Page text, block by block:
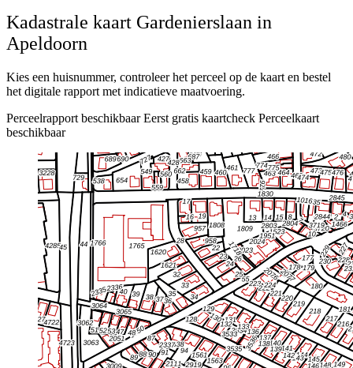
Kadastrale kaart Gardenierslaan in
Apeldoorn
Kies een huisnummer, controleer het perceel op de kaart en bestel
het digitale rapport met indicatieve maatvoering.
Perceelrapport beschikbaar Eerst gratis kaartcheck Perceelkaart
beschikbaar